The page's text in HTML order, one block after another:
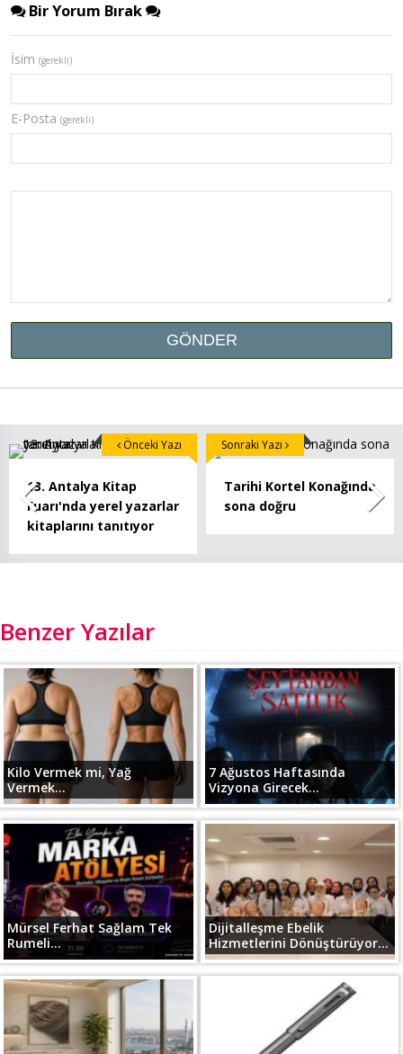
Bir Yorum Bırak
İsim (gerekli)
E-Posta (gerekli)
13. Antalya Kitap
Fuarı'nda yerel yazarlar
kitaplarını tanıtıyor
Önceki Yazı
Tarihi Kortel Konağında
sona doğru
Sonraki Yazı
Benzer Yazılar
Kilo Vermek mi, Yağ
Vermek...
7 Ağustos Haftasında
Vizyona Girecek...
Mürsel Ferhat Sağlam Tek
Rumeli...
Dijitalleşme Ebelik
Hizmetlerini Dönüştürüyor...